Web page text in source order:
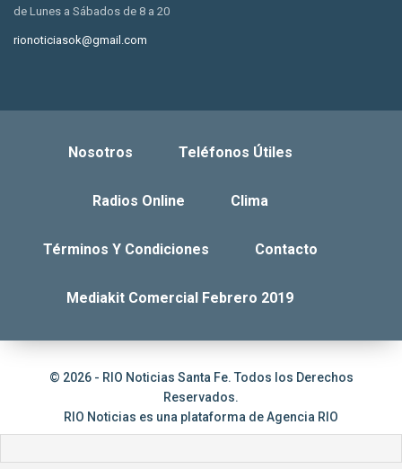
de Lunes a Sábados de 8 a 20
rionoticiasok@gmail.com
Nosotros Teléfonos Útiles
Radios Online Clima
Términos Y Condiciones Contacto
Mediakit Comercial Febrero 2019
© 2026 - RIO Noticias Santa Fe. Todos los Derechos
Reservados.
RIO Noticias es una plataforma deAgencia RIO